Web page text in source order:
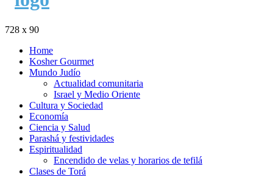
728 x 90
Home
Kosher Gourmet
Mundo Judío
Actualidad comunitaria
Israel y Medio Oriente
Cultura y Sociedad
Economía
Ciencia y Salud
Parashá y festividades
Espiritualidad
Encendido de velas y horarios de tefilá
Clases de Torá